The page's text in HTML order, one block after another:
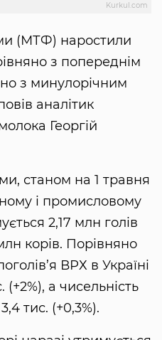
Kurkul.com
(МТФ) наростили
з попереднім
з минулорічним
аналітик
Георгій
станом на 1 травня
і промисловому
2,17 млн голів
корів. Порівняно
ВРХ в Україні
а чисельність
тис. (+0,3%).